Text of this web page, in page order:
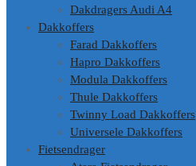
Dakdragers Audi A4
Dakkoffers
Farad Dakkoffers
Hapro Dakkoffers
Modula Dakkoffers
Thule Dakkoffers
Twinny Load Dakkoffers
Universele Dakkoffers
Fietsendrager